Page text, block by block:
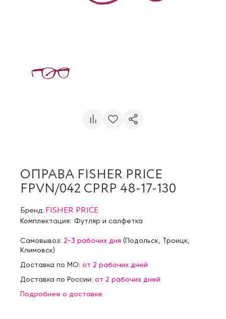
ОПРАВА FISHER PRICE
FPVN/042 CPRP 48-17-130
Бренд:FISHER PRICE
Комплектация: Футляр и салфетка
Самовывоз: 2-3 рабочих дня (Подольск Троицк
Климовск)
Доставка по МО: от 2 рабочих дней
Доставка по России: от 2 рабочих дней
Подробнее о доставке